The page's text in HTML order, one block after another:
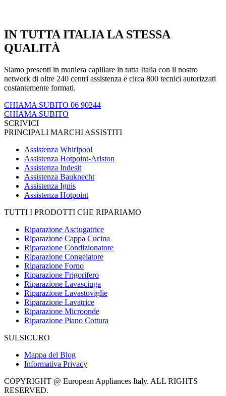
IN TUTTA ITALIA LA STESSA
QUALITÀ
Siamo presenti in maniera capillare in tutta Italia con il nostro
network di oltre 240 centri assistenza e circa 800 tecnici autorizzati
costantemente formati.
CHIAMA SUBITO 06 90244
CHIAMA SUBITO
SCRIVICI
PRINCIPALI MARCHI ASSISTITI
Assistenza Whirlpool
Assistenza Hotpoint-Ariston
Assistenza Indesit
Assistenza Bauknecht
Assistenza Ignis
Assistenza Hotpoint
TUTTI I PRODOTTI CHE RIPARIAMO
Riparazione Asciugatrice
Riparazione Cappa Cucina
Riparazione Condizionatore
Riparazione Congelatore
Riparazione Forno
Riparazione Frigorifero
Riparazione Lavasciuga
Riparazione Lavastoviglie
Riparazione Lavatrice
Riparazione Microonde
Riparazione Piano Cottura
SULSICURO
Mappa del Blog
Informativa Privacy
COPYRIGHT @ European Appliances Italy. ALL RIGHTS
RESERVED.